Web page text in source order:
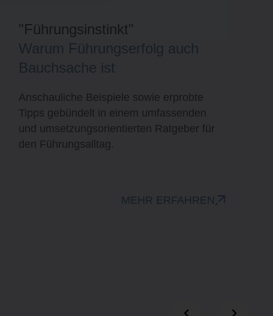
"POWER sucht FRAU"
Übernehmen Sie Führung für
Ihren Erfolg
Schluss mit Ausreden: Ihre Ziele sind
erreichbar! Frauen können alles erreichen,
was sie sich erträumen – doch viele wagen
es einfach nicht!
MEHR ERFAHREN